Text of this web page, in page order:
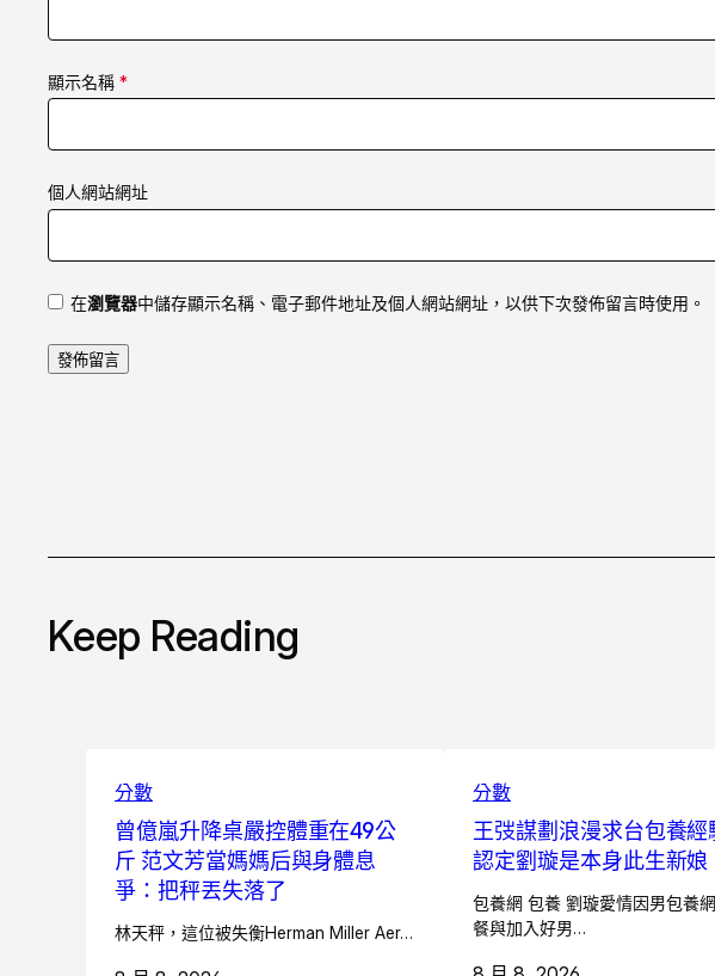
顯示名稱 *
個人網站網址
在瀏覽器中儲存顯示名稱、電子郵件地址及個人網站網址，以供下次發佈留言時使用。
Keep Reading
分數
曾億嵐升降桌嚴控體重在49公
斤 范文芳當媽媽后與身體息
爭：把秤丟失落了
林天秤，這位被失衡Herman Miller Aer…
分數
王弢謀劃浪漫求台包養經
認定劉璇是本身此生新娘
包養網 包養 劉璇愛情因男包養
餐與加入好男…